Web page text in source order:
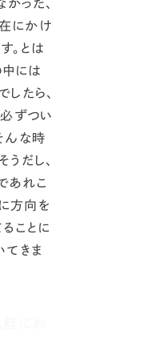
った、
にかけ
。 とは
中には
たら、
ずつい
んな時
だし、
あれこ
方向を
ことに
てきま